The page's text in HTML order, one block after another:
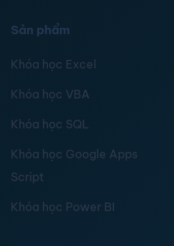
Sản phẩm
Khóa học Excel
Khóa học VBA
Khóa học SQL
Khóa học Google Apps
Script
Khóa học Power BI